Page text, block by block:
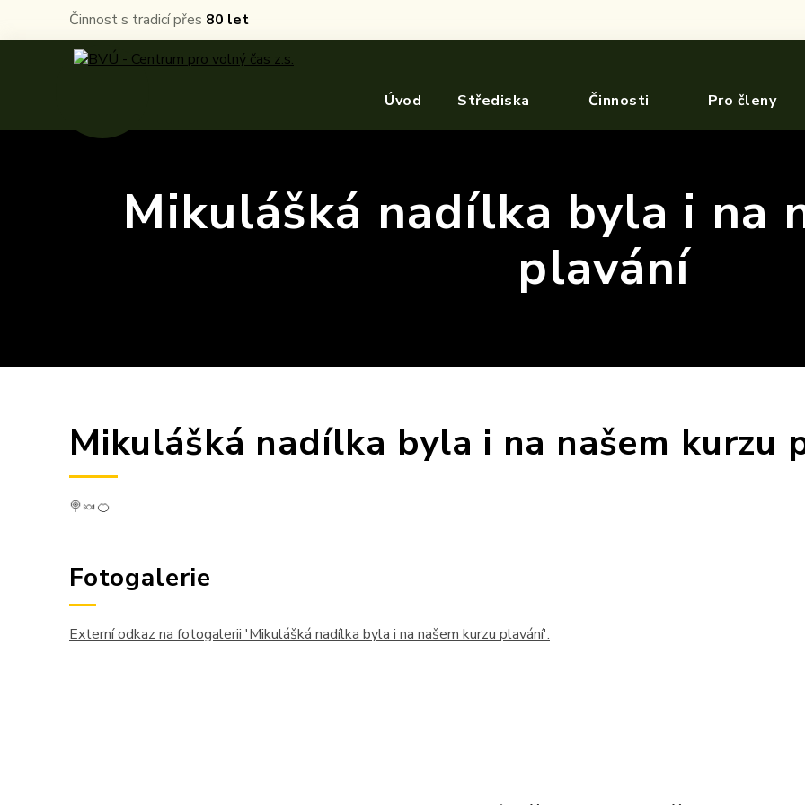
Činnost s tradicí přes 80 let
Úvod Střediska Činnosti Pro členy
Mikulášká nadílka byla i na
plavání
Mikulášká nadílka byla i na našem kurzu
🍭🍬🍊
Fotogalerie
Externí odkaz na fotogalerii 'Mikulášká nadílka byla i na našem kurzu plavání'.